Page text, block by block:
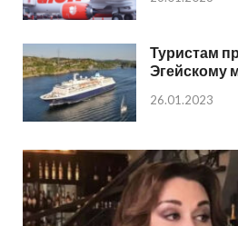
Туристам
Эгейскому
26.01.2023